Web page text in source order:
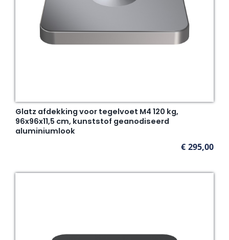
Glatz afdekking voor tegelvoet M4 120 kg,
96x96x11,5 cm, kunststof geanodiseerd
aluminiumlook
€ 295,00